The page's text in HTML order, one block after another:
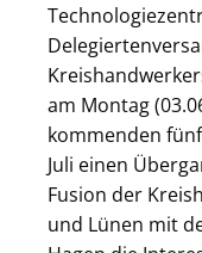
am Montag
kommenden
Juli einen
Fusion der
und Lünen mit